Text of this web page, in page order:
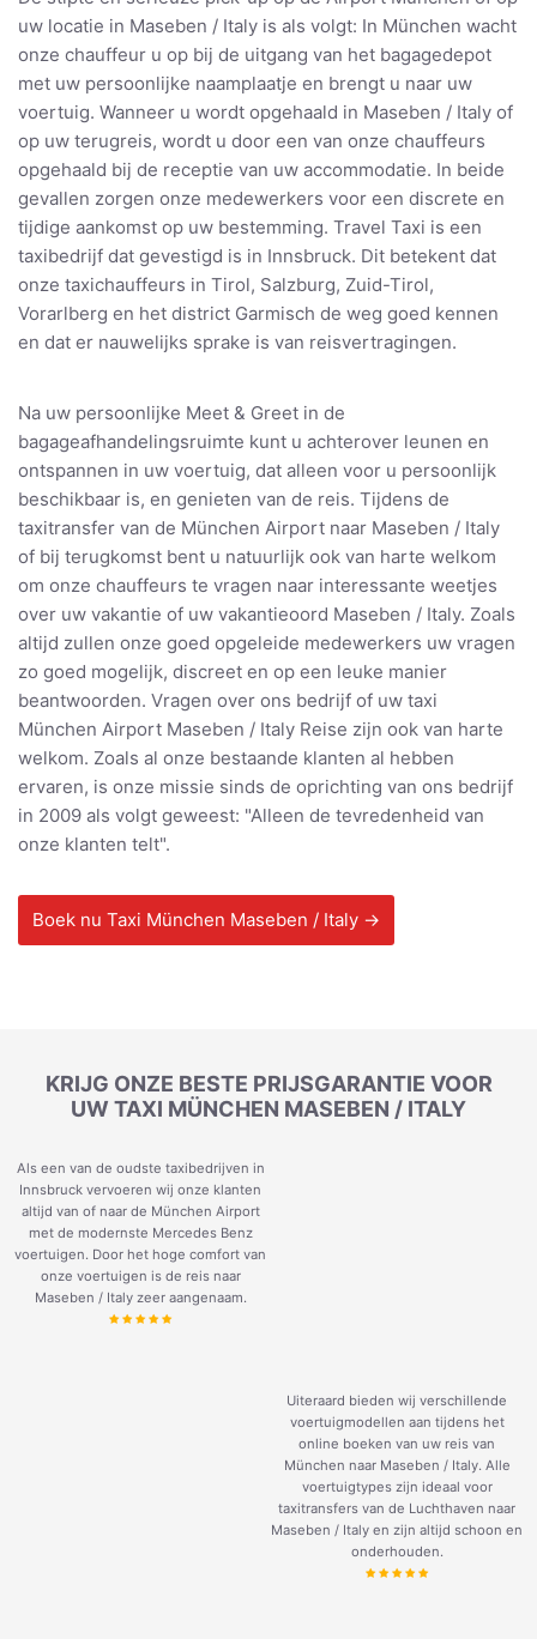
uw locatie in Maseben / Italy is als volgt: In München wacht
onze chauffeur u op bij de uitgang van het bagagedepot
met uw persoonlijke naamplaatje en brengt u naar uw
voertuig. Wanneer u wordt opgehaald in Maseben / Italy of
op uw terugreis, wordt u door een van onze chauffeurs
opgehaald bij de receptie van uw accommodatie. In beide
gevallen zorgen onze medewerkers voor een discrete en
tijdige aankomst op uw bestemming. Travel Taxi is een
taxibedrijf dat gevestigd is in Innsbruck. Dit betekent dat
onze taxichauffeurs in Tirol, Salzburg, Zuid-Tirol,
Vorarlberg en het district Garmisch de weg goed kennen
en dat er nauwelijks sprake is van reisvertragingen.
Na uw persoonlijke Meet & Greet in de
bagageafhandelingsruimte kunt u achterover leunen en
ontspannen in uw voertuig, dat alleen voor u persoonlijk
beschikbaar is, en genieten van de reis. Tijdens de
taxitransfer van de München Airport naar Maseben / Italy
of bij terugkomst bent u natuurlijk ook van harte welkom
om onze chauffeurs te vragen naar interessante weetjes
over uw vakantie of uw vakantieoord Maseben / Italy. Zoals
altijd zullen onze goed opgeleide medewerkers uw vragen
zo goed mogelijk, discreet en op een leuke manier
beantwoorden. Vragen over ons bedrijf of uw taxi
München Airport Maseben / Italy Reise zijn ook van harte
welkom. Zoals al onze bestaande klanten al hebben
ervaren, is onze missie sinds de oprichting van ons bedrijf
in 2009 als volgt geweest: "Alleen de tevredenheid van
onze klanten telt".
Boek nu Taxi München Maseben / Italy →
KRIJG ONZE BESTE PRIJSGARANTIE VOOR
UW TAXI MÜNCHEN MASEBEN / ITALY
Als een van de oudste taxibedrijven in
Innsbruck vervoeren wij onze klanten
altijd van of naar de München Airport
met de modernste Mercedes Benz
voertuigen. Door het hoge comfort van
onze voertuigen is de reis naar
Maseben / Italy zeer aangenaam.
Uiteraard bieden wij verschillende
voertuigmodellen aan tijdens het
online boeken van uw reis van
München naar Maseben / Italy. Alle
voertuigtypes zijn ideaal voor
taxitransfers van de Luchthaven naar
Maseben / Italy en zijn altijd schoon en
onderhouden.